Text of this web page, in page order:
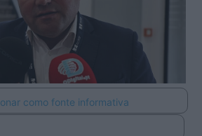
como fonte informativa